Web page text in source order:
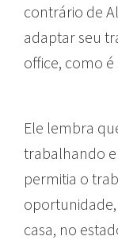
contrário de
adaptar seu
office, como é
Ele lembra
trabalhando
permitia o
oportunidade,
casa, no